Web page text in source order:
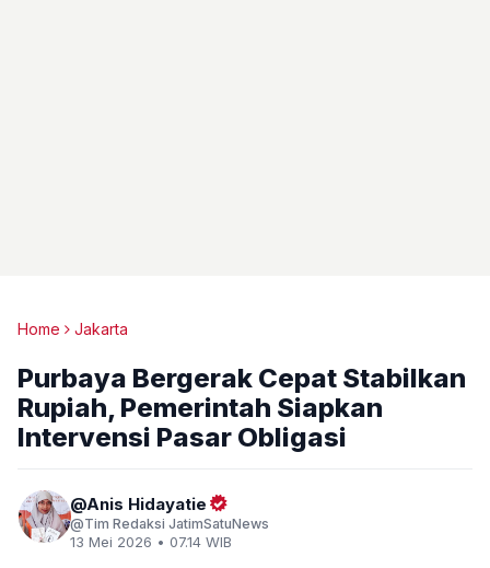
Home Jakarta
Purbaya Bergerak Cepat Stabilkan
Rupiah, Pemerintah Siapkan
Intervensi Pasar Obligasi
Anis Hidayatie
Tim Redaksi JatimSatuNews
13 Mei 2026 • 07.14 WIB